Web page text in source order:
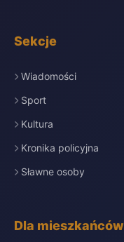
Sekcje
Wiadomości
Sport
Kultura
Kronika policyjna
Sławne osoby
Dla mieszkańców